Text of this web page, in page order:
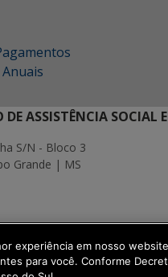
DE ASSISTÊNCIA
S/N - Bloco 3
Grande | MS
de
experiência em nosso
para você. Conforme